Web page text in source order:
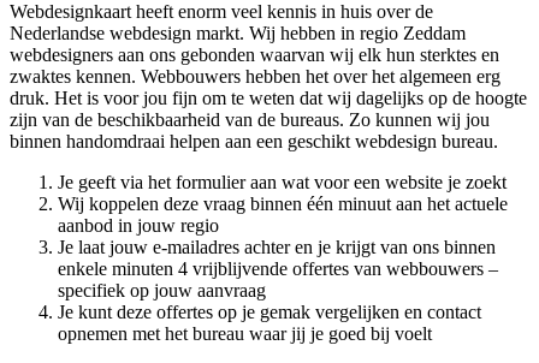
Webdesignkaart heeft enorm veel kennis in huis over de
Nederlandse webdesign markt. Wij hebben in regio Zeddam
webdesigners aan ons gebonden waarvan wij elk hun sterktes en
zwaktes kennen. Webbouwers hebben het over het algemeen erg
druk. Het is voor jou fijn om te weten dat wij dagelijks op de hoogte
zijn van de beschikbaarheid van de bureaus. Zo kunnen wij jou
binnen handomdraai helpen aan een geschikt webdesign bureau.
Je geeft via het formulier aan wat voor een website je zoekt
Wij koppelen deze vraag binnen één minuut aan het actuele
aanbod in jouw regio
Je laat jouw e-mailadres achter en je krijgt van ons binnen
enkele minuten 4 vrijblijvende offertes van webbouwers –
specifiek op jouw aanvraag
Je kunt deze offertes op je gemak vergelijken en contact
opnemen met het bureau waar jij je goed bij voelt